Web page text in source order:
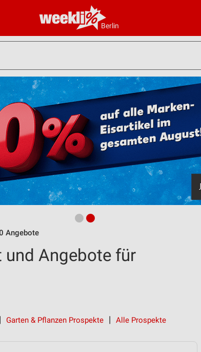
Berlin
Angebote
Angebote für
Garten & Pflanzen Prospekte Alle Prospekte